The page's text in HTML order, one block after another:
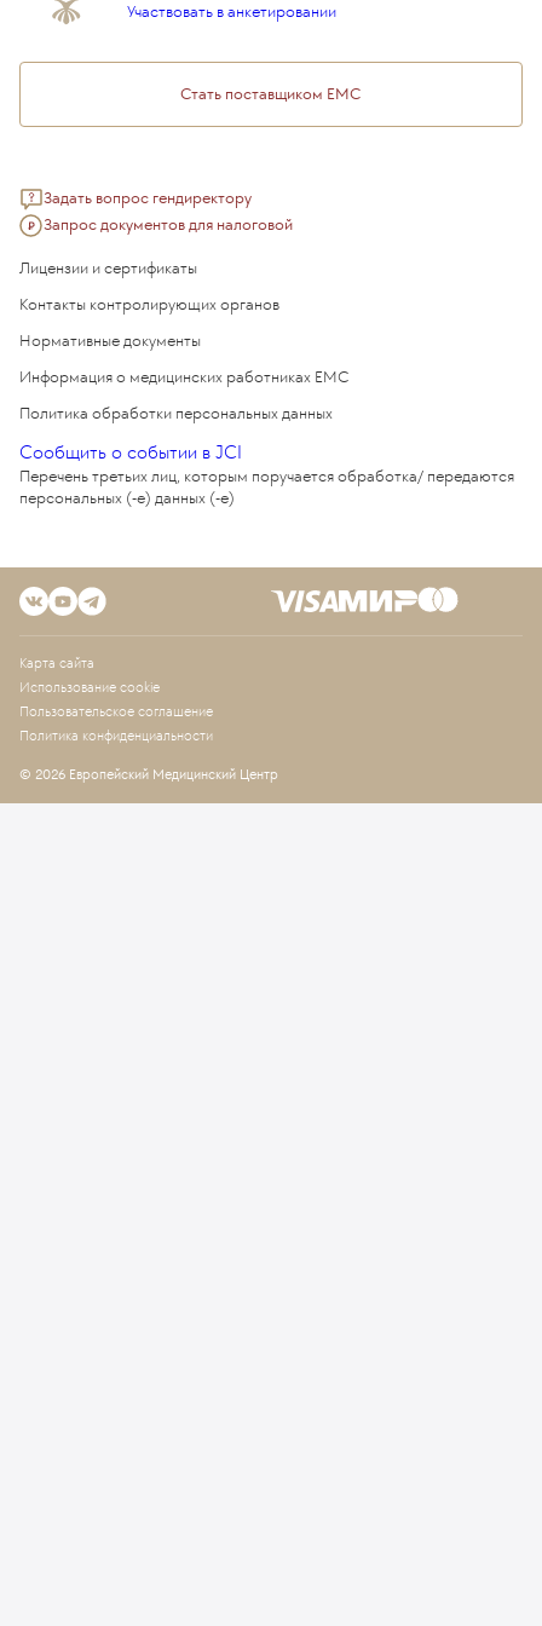
Подарочный сертификат EMC
Стать поставщиком ЕМС
Задать вопрос гендиректору
Запрос документов для налоговой
Участвовать в анкетировании
Лицензии и сертификаты
Контакты контролирующих органов
Нормативные документы
Информация о медицинских работниках EMC
Политика обработки персональных данных
Сообщить о событии в JCI
Перечень третьих лиц, которым поручается обработка/ передаются
персональных (-е) данных (-е)
Карта сайта
Использование cookie
Пользовательское соглашение
Политика конфиденциальности
© 2026 Европейский Медицинский Центр